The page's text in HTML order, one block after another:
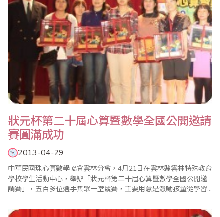
狀元杯第二十屆心算暨數學全國公開邀請
賽圓滿成功
2013-04-29
中華民國珠心算數學協會雲林分會，4月21日在雲林縣雲林特殊教育
學校學生活動中心，舉辦「狀元杯第二十屆心算暨數學全國公開邀
請賽」，五百多位選手集聚一堂競賽，主要用意是激勵孩童從學習
推廣相關教學，使孩童喜歡數學，進而強化其他學習與邏輯能力，